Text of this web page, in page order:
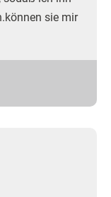
sie mir